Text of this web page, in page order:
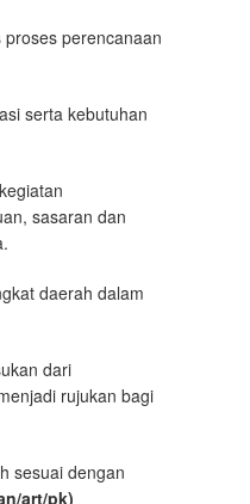
perencanaan
serta kebutuhan
sasaran dan
daerah dalam
dari
rujukan bagi
sesuai dengan
art/pk)